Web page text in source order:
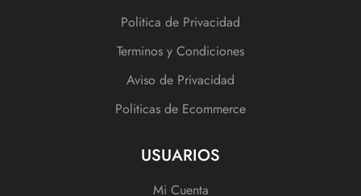
Politica de Privacidad
Terminos y Condiciones
Aviso de Privacidad
Politicas de Ecommerce
USUARIOS
Mi Cuenta